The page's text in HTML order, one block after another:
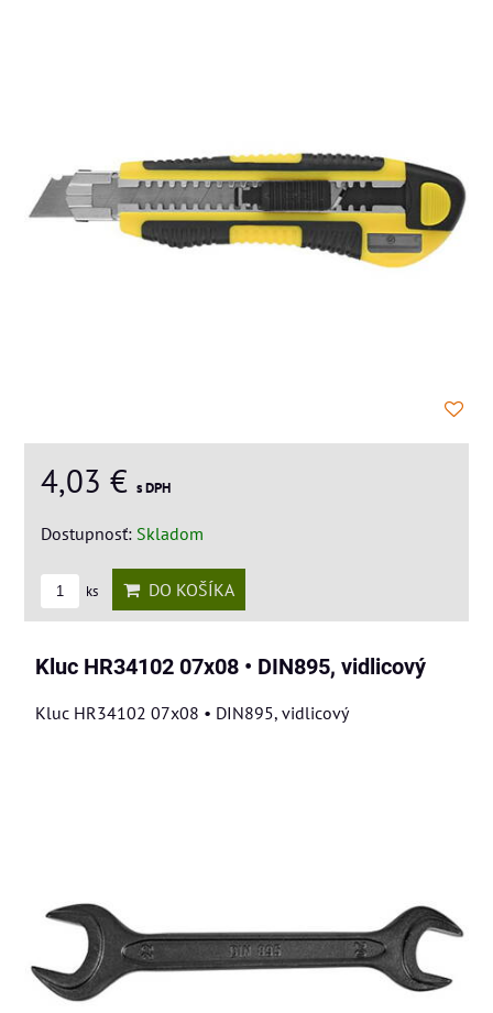
4,03 € s DPH
Dostupnosť: Skladom
ks DO KOŠÍKA
Kluc HR34102 07x08 • DIN895, vidlicový
Kluc HR34102 07x08 • DIN895, vidlicový